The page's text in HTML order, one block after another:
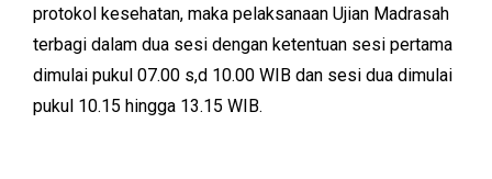
protokol kesehatan, maka pelaksanaan Ujian Madrasah
terbagi dalam dua sesi dengan ketentuan sesi pertama
dimulai pukul 07.00 s,d 10.00 WIB dan sesi dua dimulai
pukul 10.15 hingga 13.15 WIB.